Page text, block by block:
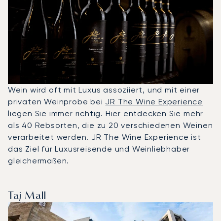
Wein wird oft mit Luxus assoziiert, und mit einer
privaten Weinprobe bei JR The Wine Experience
liegen Sie immer richtig. Hier entdecken Sie mehr
als 40 Rebsorten, die zu 20 verschiedenen Weinen
verarbeitet werden. JR The Wine Experience ist
das Ziel für Luxusreisende und Weinliebhaber
gleichermaßen.
Taj Mall